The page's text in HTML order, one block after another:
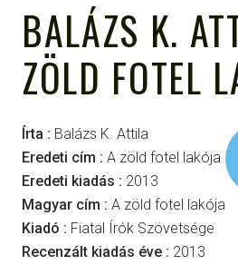
BALÁZS K.
ZÖLD FOTEL
Írta : Balázs K. Attila
Eredeti cím : A zöld fotel lakója
Eredeti kiadás : 2013
Magyar cím : A zöld fotel lakója
Kiadó : Fiatal Írók Szövetsége
Recenzált kiadás éve : 2013